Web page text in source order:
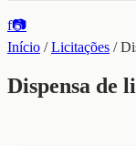
f📷
Início /Licitações /
Dispensa de